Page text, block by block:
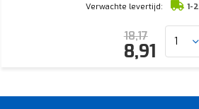
Verwachte levertijd:
1-
18,17
8,91